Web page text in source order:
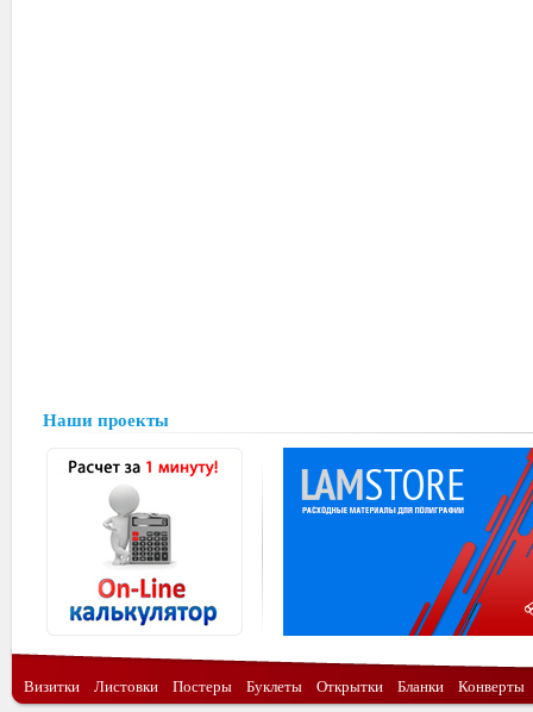
Наши проекты
Визитки Листовки Постеры Буклеты Открытки Бланки Конверты